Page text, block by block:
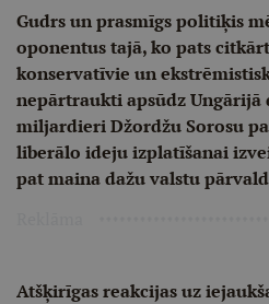
Gudrs un prasmīgs politiķis
oponentus tajā, ko pats
konservatīvie un
nepārtraukti apsūdz Ungārijā
miljardieri Džordžu Sorosu
liberālo ideju izplatīšanai
pat maina dažu valstu
Atšķirīgas reakcijas uz